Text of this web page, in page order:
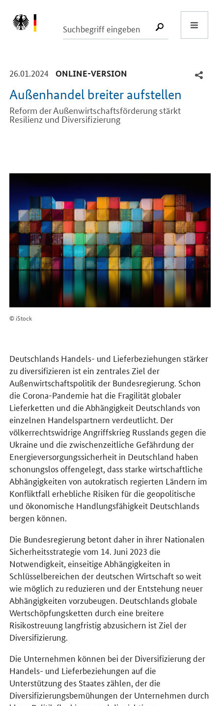
SUCHE
26.01.2024 -
ONLINE-VERSION
Außenhandel breiter aufstellen
Reform der Außenwirtschaftsförderung stärkt
Resilienz und Diversifizierung
© iStock
Deutschlands Handels- und Lieferbeziehungen stärker
zu diversifizieren ist ein zentrales Ziel der
Außenwirtschaftspolitik der Bundesregierung. Schon
die Corona-Pandemie hat die Fragilität globaler
Lieferketten und die Abhängigkeit Deutschlands von
einzelnen Handelspartnern verdeutlicht. Der
völkerrechtswidrige Angriffskrieg Russlands gegen die
Ukraine und die zwischenzeitliche Gefährdung der
Energieversorgungssicherheit in Deutschland haben
schonungslos offengelegt, dass starke wirtschaftliche
Abhängigkeiten von autokratisch regierten Ländern im
Konfliktfall erhebliche Risiken für die geopolitische
und ökonomische Handlungsfähigkeit Deutschlands
bergen können.
Die Bundesregierung betont daher in ihrer Nationalen
Sicherheitsstrategie vom 14. Juni 2023 die
Notwendigkeit, einseitige Abhängigkeiten in
Schlüsselbereichen der deutschen Wirtschaft so weit
wie möglich zu reduzieren und der Entstehung neuer
Abhängigkeiten vorzubeugen. Deutschlands globale
Wertschöpfungsketten durch eine breitere
Risikostreuung langfristig abzusichern ist Ziel der
Diversifizierung.
Die Unternehmen können bei der Diversifizierung der
Handels- und Lieferbeziehungen auf die
Unterstützung des Staates zählen, der die
Diversifizierungsbemühungen der Unternehmen durch